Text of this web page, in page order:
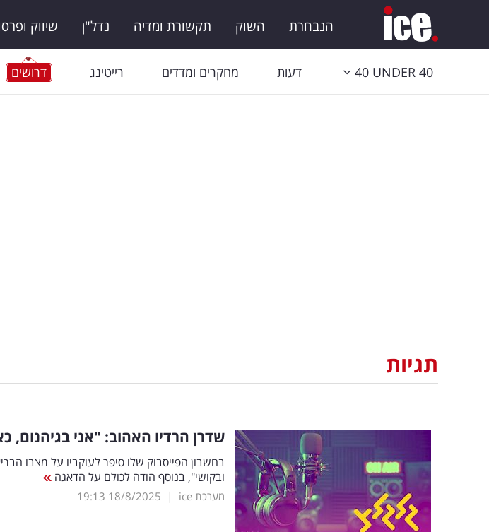
הנבחרת השוק תקשורת ומדיה נדל"ן שיווק
40 UNDER 40 דעות מחקרים ומדדים רייטינג דרושים
תגיות
שדרן הרדיו האהוב: "אני בגיהנום,
בחשבון הפייסבוק שלו סיפר לעוקביו על מצבו
ובקושי", בנוסף הודה לכולם על הדאגה
מערכת ice |
18/8/2025
19:13